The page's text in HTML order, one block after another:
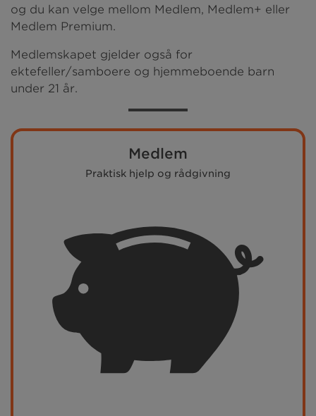
og du kan velge mellom Medlem, Medlem+ eller
Medlem Premium.
Medlemskapet gjelder også for
ektefeller/samboere og hjemmeboende barn
under 21 år.
Medlem
Praktisk hjelp og rådgivning